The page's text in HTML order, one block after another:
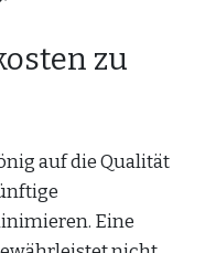
zu
auf die Qualität
Eine